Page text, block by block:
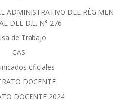
ADMINISTRATIVO DEL RÈGIMEN
DEL D.L. N° 276
de Trabajo
CAS
oficiales
DOCENTE
DOCENTE 2024